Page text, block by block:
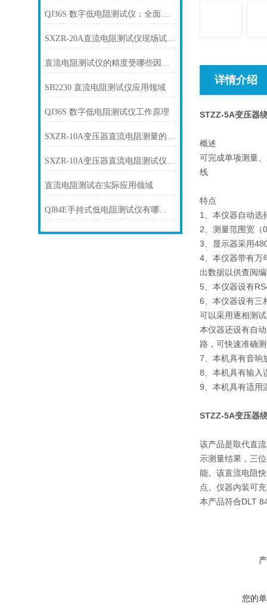
QJ36S 数字低电阻测试仪：全面应用指南
SXZR-20A直流电阻测试仪现场试验方法
直流电阻测试仪的精度受哪些因素影响？
SB2230 直流电阻测试仪应用领域
QJ36S 数字低电阻测试仪工作原理
SXZR-10A变压器直流电阻测量的方法
SXZR-10A变压器直流电阻测试仪在试验操作细节
直流电阻测试在实际应用领域
QJ84E手持式低电阻测试仪有哪些特点
详情介绍
STZZ-5A变压器
概述
可完成单项测量
线
特点
1、本仪器自动选
2、测量范围宽（
3、显示器采用
4、本仪器带有万
出数据以供查阅
5、本仪器设有
6、本仪器设有三
可以采用逐相测
本仪器还设有自
路，可快速准确
7、本机具有音响
8、本机具有输入
9、本机具有适
STZZ-5A变压器
该产品是取代直
示测量结果，三
能。该直流电阻
点。仪器内装可
本产品符合DLT
您的